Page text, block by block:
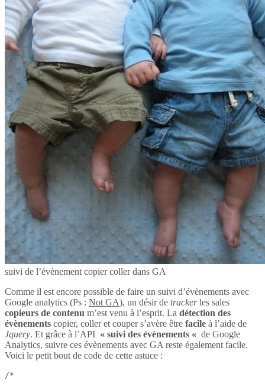
suivi de l’évènement copier coller dans GA
Comme il est encore possible de faire un suivi d’évènements avec
Google analytics (Ps : Not GA), un désir de trackerles sales
copieurs de contenu m’est venu à l’esprit. La détection des
évènements copier, coller et couper s’avère être facile à l’aide de
Jquery. Et grâce à l’API « suivi des évènements « de Google
Analytics, suivre ces évènements avec GA reste également facile.
Voici le petit bout de code de cette astuce :
/*